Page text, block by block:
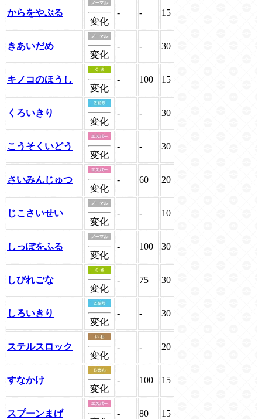
からをやぶる
変化
- - 15
きあいだめ
変化
- - 30
キノコのほうし
変化
- 100 15
くろいきり
変化
- - 30
こうそくいどう
変化
- - 30
さいみんじゅつ
変化
- 60 20
じこさいせい
変化
- - 10
しっぽをふる
変化
- 100 30
しびれごな
変化
- 75 30
しろいきり
変化
- - 30
ステルスロック
変化
- - 20
すなかけ
変化
- 100 15
スプーンまげ
- 80 15